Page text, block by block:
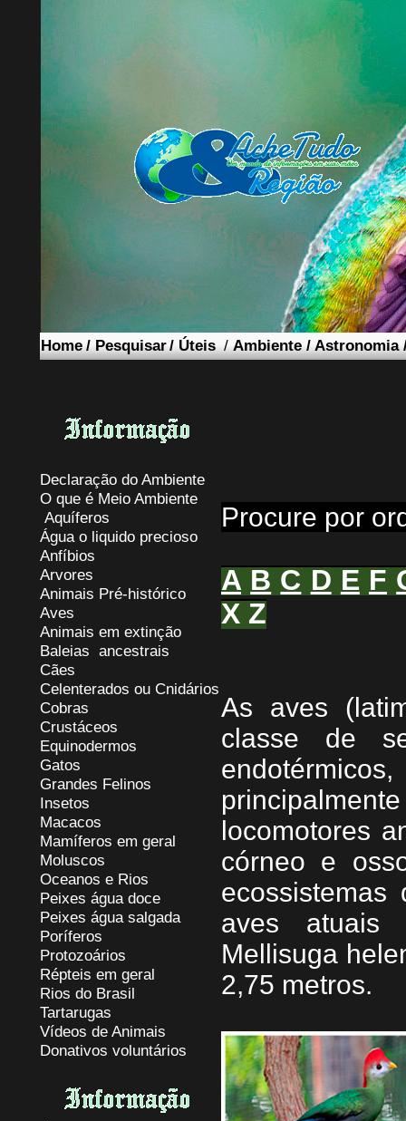
Home/Pesquisar/Úteis/Ambiente /Astronomia
Declaração do Ambiente
O que é Meio Ambiente
Aquíferos
Água o liquido precioso
Anfíbios
Arvores
Animais Pré-histórico
Aves
Animais em extinção
Baleias ancestrais
Cães
Celenterados ou Cnidários
Cobras
Crustáceos
Equinodermos
Gatos
Grandes Felinos
Insetos
Macacos
Mamíferos em geral
Moluscos
Oceanos e Rios
Peixes água doce
Peixes água salgada
Poríferos
Protozoários
Répteis em geral
Rios do Brasil
Tartarugas
Vídeos de Animais
Donativos voluntários
Procure por
A B C D E F
X Z
As aves
classe de
locomotores
córneo e
aves atuais
Mellisuga
2,75 metros.